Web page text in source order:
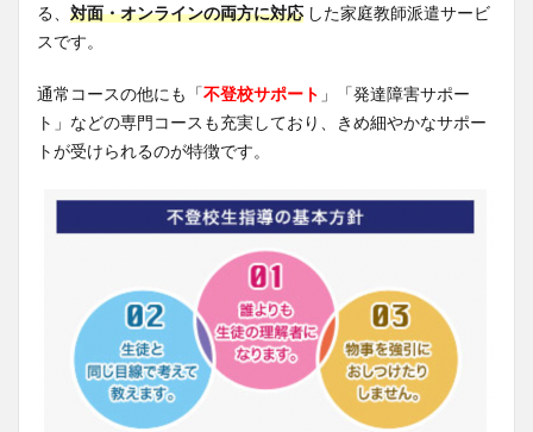
る、 対面・オンラインの両方に対応 した家庭教師派遣サービ
スです。
通常コースの他にも「不登校サポート 」「発達障害サポー
ト」などの専門コースも充実しており、きめ細やかなサポー
トが受けられるのが特徴です。